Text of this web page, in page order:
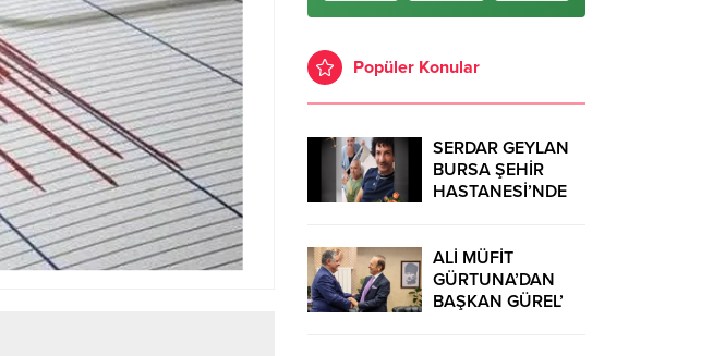
Popüler Konular
SERDAR GEYLAN
BURSA ŞEHİR
HASTANESİ’NDE
ALİ MÜFİT
GÜRTUNA’DAN
BAŞKAN GÜREL’